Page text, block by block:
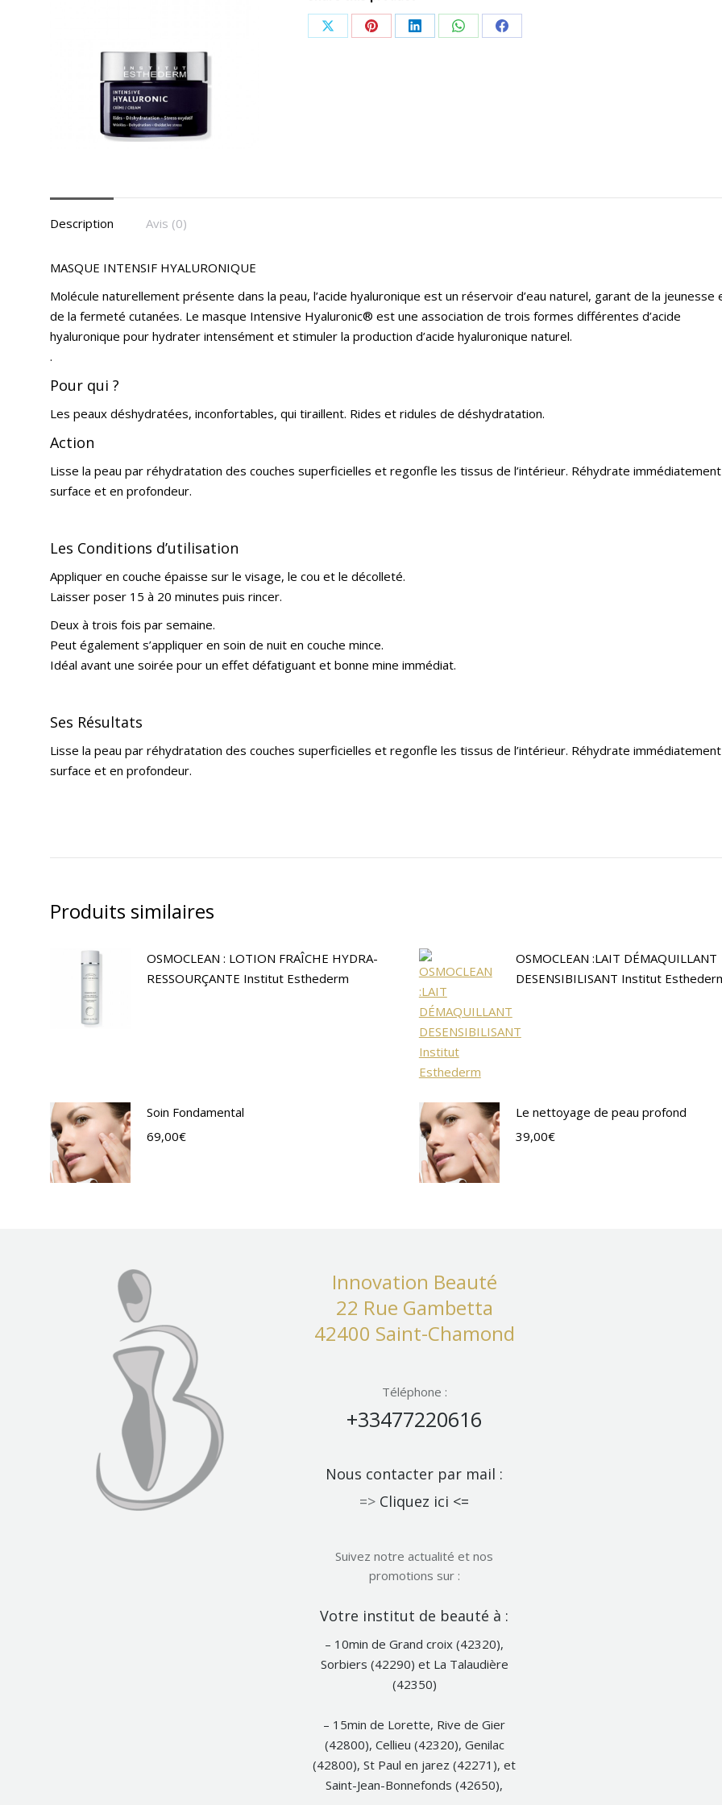
Share Share Share Share Share
Description Avis (0)
MASQUE INTENSIF HYALURONIQUE
Molécule naturellement présente dans la peau, l’acide hyaluronique est un réservoir d’eau naturel, garant de la jeunesse
de la fermeté cutanées. Le masque Intensive Hyaluronic® est une association de trois formes différentes d’acide
hyaluronique pour hydrater intensément et stimuler la production d’acide hyaluronique naturel.
.
Pour qui ?
Les peaux déshydratées, inconfortables, qui tiraillent. Rides et ridules de déshydratation.
Action
Lisse la peau par réhydratation des couches superficielles et regonfle les tissus de l’intérieur. Réhydrate
surface et en profondeur.
Les Conditions d’utilisation
Appliquer en couche épaisse sur le visage, le cou et le décolleté.
Laisser poser 15 à 20 minutes puis rincer.
Deux à trois fois par semaine.
Peut également s’appliquer en soin de nuit en couche mince.
Idéal avant une soirée pour un effet défatiguant et bonne mine immédiat.
Ses Résultats
Lisse la peau par réhydratation des couches superficielles et regonfle les tissus de l’intérieur. Réhydrate
surface et en profondeur.
Produits similaires
OSMOCLEAN : LOTION FRAÎCHE HYDRA-
RESSOURÇANTE Institut Esthederm
OSMOCLEAN :LAIT DÉMAQUILLANT
DESENSIBILISANT Institut
Soin Fondamental
69,00€
Le nettoyage de peau profond
39,00€
Innovation Beauté
22 Rue Gambetta
42400 Saint-Chamond
Téléphone :
+33477220616
Nous contacter par mail :
=> Cliquez ici <=
Suivez notre actualité et nos
promotions sur :
Notre
Facebook
Votre institut de beauté à :
– 10min de Grand croix (42320),
Sorbiers (42290) et La Talaudière
(42350)
– 15min de Lorette, Rive de Gier
(42800), Cellieu (42320), Genilac
(42800), St Paul en jarez (42271), et
Saint-Jean-Bonnefonds (42650),